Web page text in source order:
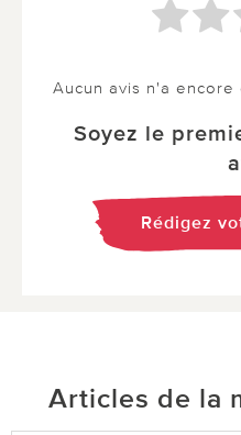
Aucun avis n'a
Soyez le
Rédigez
Articles de la